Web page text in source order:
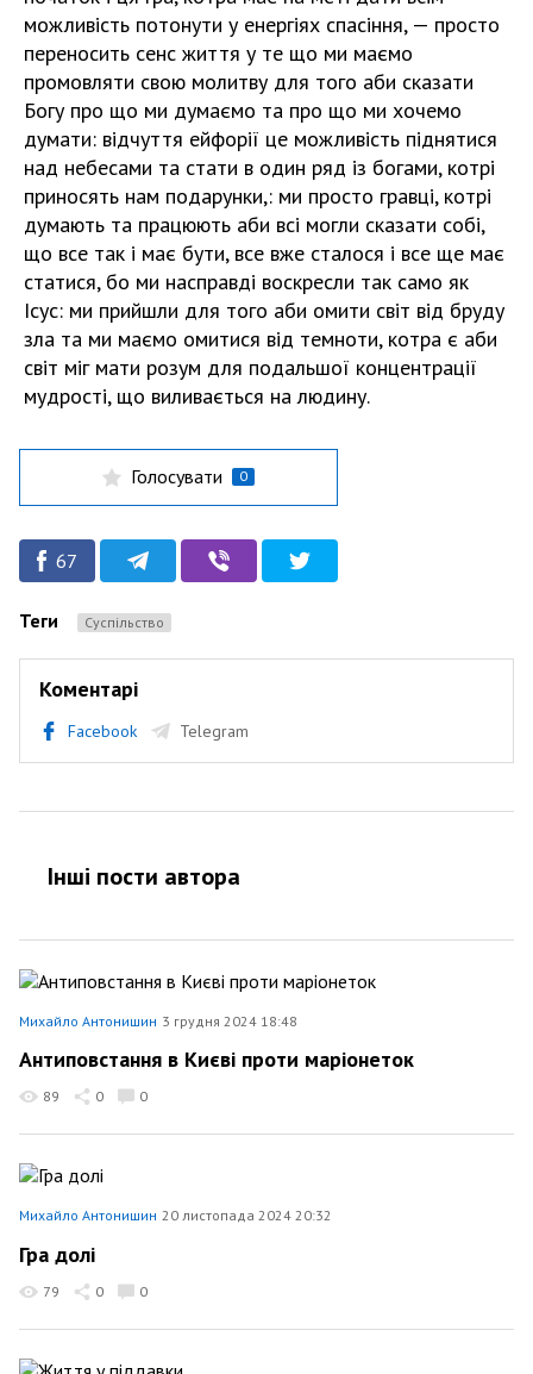
можливість потонути у енергіях спасіння, — просто
переносить сенс життя у те що ми маємо
промовляти свою молитву для того аби сказати
Богу про що ми думаємо та про що ми хочемо
думати: відчуття ейфорії це можливість піднятися
над небесами та стати в один ряд із богами, котрі
приносять нам подарунки,: ми просто гравці, котрі
думають та працюють аби всі могли сказати собі,
що все так і має бути, все вже сталося і все ще має
статися, бо ми насправді воскресли так само як
Ісус: ми прийшли для того аби омити світ від бруду
зла та ми маємо омитися від темноти, котра є аби
світ міг мати розум для подальшої концентрації
мудрості, що виливається на людину.
Голосувати 0
67
Теги Суспільство
Коментарі
Facebook Telegram
Інші пости автора
Михайло Антонишин 3 грудня 2024 18:48
Антиповстання в Києві проти маріонеток
89 0 0
Михайло Антонишин 20 листопада 2024 20:32
Гра долі
79 0 0